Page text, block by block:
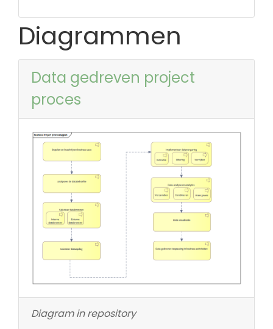
Diagrammen
Data gedreven project
proces
Diagram in repository